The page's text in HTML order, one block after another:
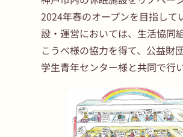
2024年春のオープンを目指して
設・運営においては、生活協同
こうべ様の協力を得て、公益財
学生青年センター様と共同で行い